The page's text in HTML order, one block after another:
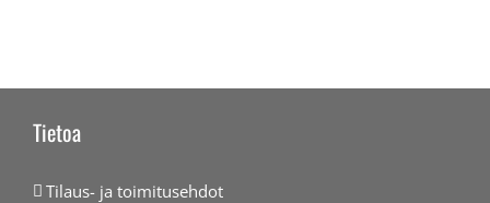
Tietoa
Tilaus- ja toimitusehdot